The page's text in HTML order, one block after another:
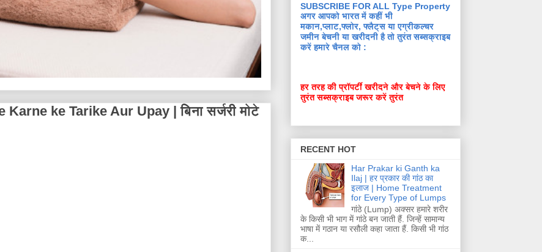
ke Tarike Aur Upay | बिना सर्जरी मोटे
SUBSCRIBE FOR ALL Type Property
अगर आपको भारत में कहीं भी
मकान,प्लाट,फ्लोर, फ्लैट्स या एग्रीकल्चर
जमीन बेचनी या खरीदनी है तो तुरंत सब्सक्राइब
करें हमारे चैनल को :
हर तरह की प्रॉपर्टी खरीदने और बेचने के लिए
तुरंत सब्सक्राइब जरूर करें तुरंत
RECENT HOT
Har Prakar ki Ganth ka
Ilaj | हर प्रकार की गांठ का
इलाज | Home Treatment
for Every Type of Lumps
गांठे (Lump) अक्सर हमारे शरीर
के किसी भी भाग में गांठे बन जाती हैं. जिन्हें सामान्य
भाषा में गठान या रसौली कहा जाता हैं. किसी भी गांठ
क...